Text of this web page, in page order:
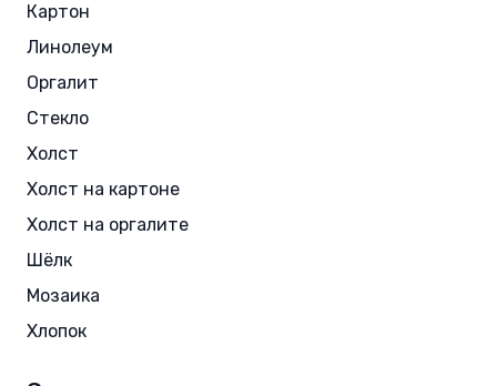
Картон
Линолеум
Оргалит
Стекло
Холст
Холст на картоне
Холст на оргалите
Шёлк
Мозаика
Хлопок